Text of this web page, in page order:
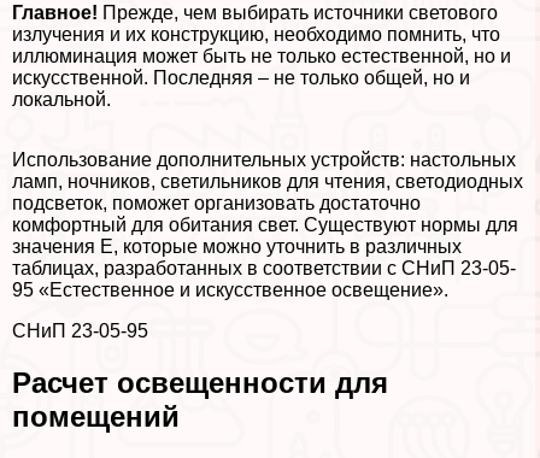
Главное! Прежде, чем выбирать источники светового
излучения и их конструкцию, необходимо помнить, что
иллюминация может быть не только естественной, но и
искусственной. Последняя – не только общей, но и
локальной.
Использование дополнительных устройств: настольных
ламп, ночников, светильников для чтения, светодиодных
подсветок, поможет организовать достаточно
комфортный для обитания свет. Существуют нормы для
значения E, которые можно уточнить в различных
таблицах, разработанных в соответствии с СНиП 23-05-
95 «Естественное и искусственное освещение».
СНиП 23-05-95
Расчет освещенности для
помещений